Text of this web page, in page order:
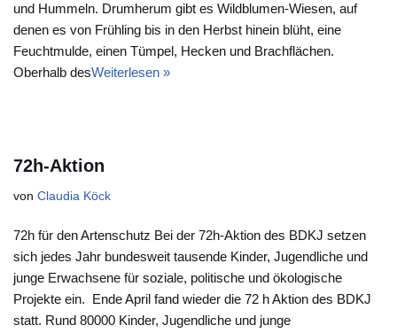
und Hummeln. Drumherum gibt es Wildblumen-Wiesen, auf
denen es von Frühling bis in den Herbst hinein blüht, eine
Feuchtmulde, einen Tümpel, Hecken und Brachflächen.
Oberhalb desWeiterlesen »
72h-Aktion
von Claudia Köck
72h für den Artenschutz Bei der 72h-Aktion des BDKJ setzen
sich jedes Jahr bundesweit tausende Kinder, Jugendliche und
junge Erwachsene für soziale, politische und ökologische
Projekte ein. Ende April fand wieder die 72 h Aktion des BDKJ
statt. Rund 80000 Kinder, Jugendliche und junge